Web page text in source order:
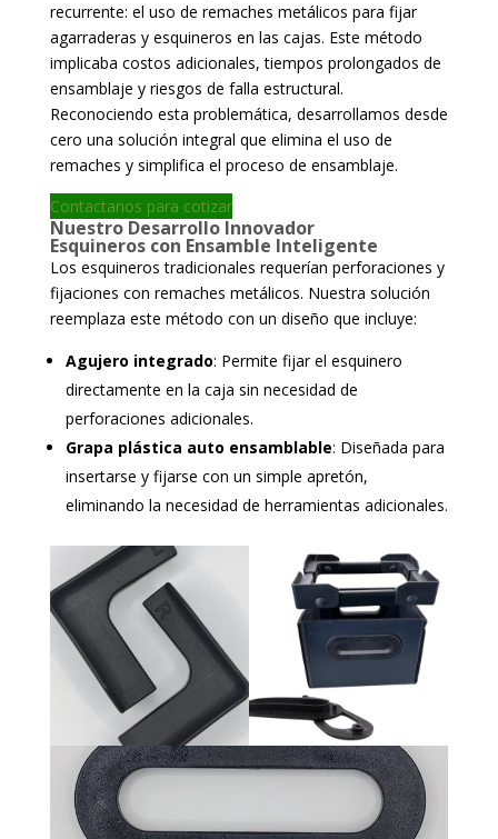
recurrente: el uso de remaches metálicos para fijar
agarraderas y esquineros en las cajas. Este método
implicaba costos adicionales, tiempos prolongados de
ensamblaje y riesgos de falla estructural.
Reconociendo esta problemática, desarrollamos desde
cero una solución integral que elimina el uso de
remaches y simplifica el proceso de ensamblaje.
Contactanos para cotizar
Nuestro Desarrollo Innovador
Esquineros con Ensamble Inteligente
Los esquineros tradicionales requerían perforaciones y
fijaciones con remaches metálicos. Nuestra solución
reemplaza este método con un diseño que incluye:
Agujero integrado: Permite fijar el esquinero
directamente en la caja sin necesidad de
perforaciones adicionales.
Grapa plástica auto ensamblable: Diseñada para
insertarse y fijarse con un simple apretón,
eliminando la necesidad de herramientas adicionales.